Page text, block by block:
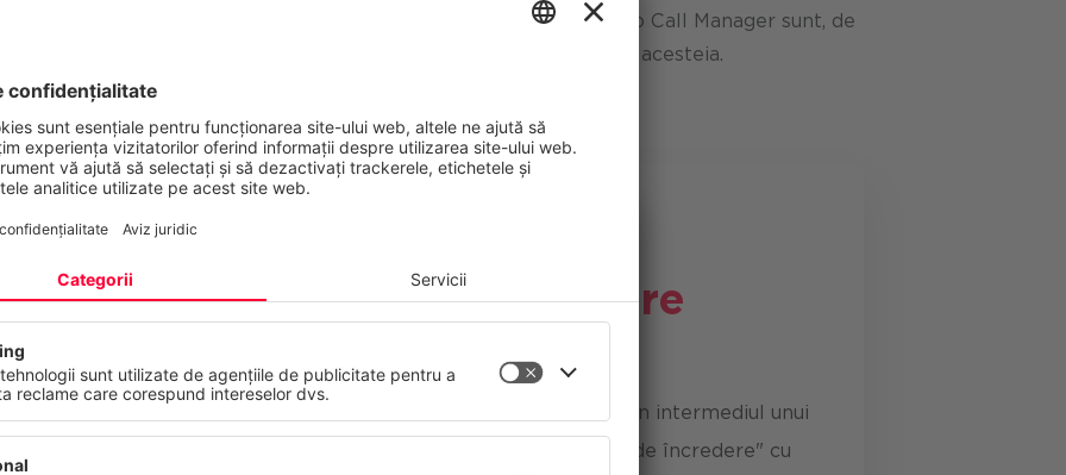
părți ale mediului de colaborare Cisco Call Manager sunt, de
asemenea, furnizate prin intermediul acesteia.
Tehnologie Valoare
Soluție prin intermediul unui
"consilier de încredere" cu
dumneavoastră contează
web folosește cookie-uri și tehnologii similare pentru a furniza și a îmbunătăți
noastre și pentru a afișa reclame în funcție de interesele
Vă puteți retrage sau modifica consimțământul oricând, cu efect pentru